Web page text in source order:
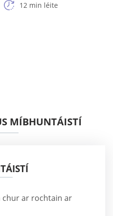
12 min léite
MÍBHUNTÁISTÍ
chur ar rochtain ar